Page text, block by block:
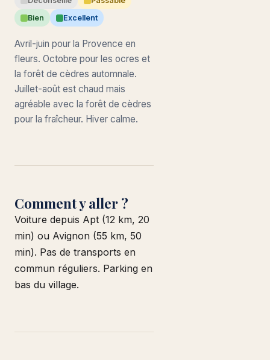
Bien
Excellent
Avril-juin pour la Provence en
fleurs. Octobre pour les ocres et
la forêt de cèdres automnale.
Juillet-août est chaud mais
agréable avec la forêt de cèdres
pour la fraîcheur. Hiver calme.
Comment y aller ?
Voiture depuis Apt (12 km, 20
min) ou Avignon (55 km, 50
min). Pas de transports en
commun réguliers. Parking en
bas du village.